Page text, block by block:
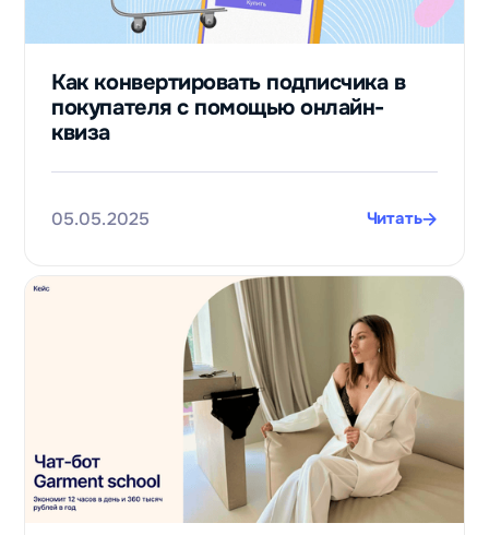
Как конвертировать подписчика в
покупателя с помощью онлайн-
квиза
05.05.2025 Читать